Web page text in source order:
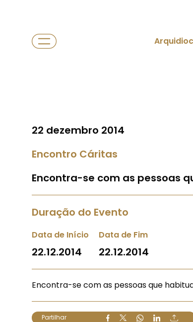
22 dezembro 2014
Encontro Cáritas
Encontra-se com as pessoas
Duração do Evento
Data de Início
22.12.2014
Data de Fim
22.12.2014
Encontra-se com as pessoas que
Partilhar